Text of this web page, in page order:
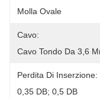
Molla Ovale
Cavo:
Cavo Tondo Da 3,6
Perdita Di Inserzione:
0,35 DB; 0,5 DB